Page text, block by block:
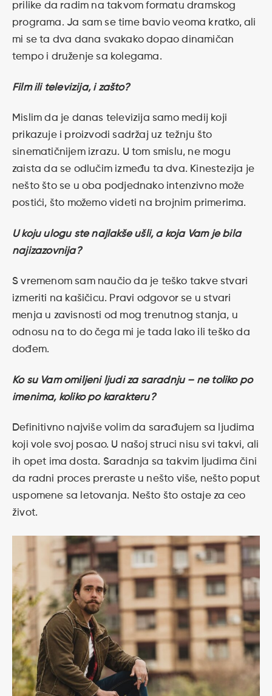
prilike da radim na takvom formatu dramskog
programa. Ja sam se time bavio veoma kratko, ali
mi se ta dva dana svakako dopao dinamičan
tempo i druženje sa kolegama.
Film ili televizija, i zašto?
Mislim da je danas televizija samo medij koji
prikazuje i proizvodi sadržaj uz težnju što
sinematičnijem izrazu. U tom smislu, ne mogu
zaista da se odlučim između ta dva. Kinestezija je
nešto što se u oba podjednako intenzivno može
postići, što možemo videti na brojnim primerima.
U koju ulogu ste najlakše ušli, a koja Vam je bila
najizazovnija?
S vremenom sam naučio da je teško takve stvari
izmeriti na kašičicu. Pravi odgovor se u stvari
menja u zavisnosti od mog trenutnog stanja, u
odnosu na to do čega mi je tada lako ili teško da
dođem.
Ko su Vam omiljeni ljudi za saradnju – ne toliko po
imenima, koliko po karakteru?
Definitivno najviše volim da sarađujem sa ljudima
koji vole svoj posao. U našoj struci nisu svi takvi, ali
ih opet ima dosta. Saradnja sa takvim ljudima čini
da radni proces preraste u nešto više, nešto poput
uspomene sa letovanja. Nešto što ostaje za ceo
život.